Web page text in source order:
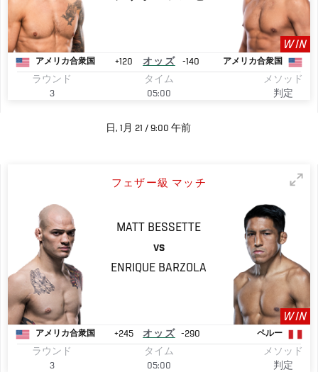
WIN
アメリカ合衆国 +120 オッズ -140 アメリカ合衆国
ラウンド
3
タイム
05:00
メソッド
判定
日, 1月 21 / 9:00 午前
フェザー級 マッチ
MATT BESSETTE
VS
ENRIQUE BARZOLA
WIN
アメリカ合衆国 +245 オッズ -290 ペルー
ラウンド
3
タイム
05:00
メソッド
判定